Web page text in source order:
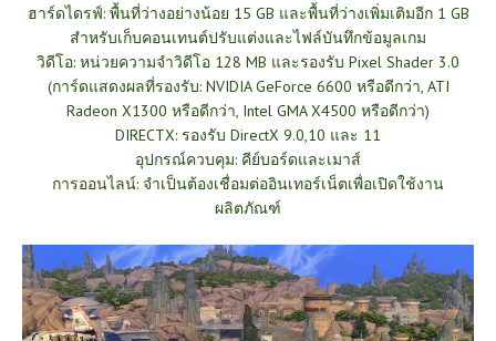
ฮาร์ดไดรฟ์: พื้นที่ว่างอย่างน้อย 15 GB และพื้นที่ว่างเพิ่มเติมอีก 1 GB
สำหรับเก็บคอนเทนต์ปรับแต่งและไฟล์บันทึกข้อมูลเกม
วิดีโอ: หน่วยความจำวิดีโอ 128 MB และรองรับ Pixel Shader 3.0
(การ์ดแสดงผลที่รองรับ: NVIDIA GeForce 6600 หรือดีกว่า, ATI
Radeon X1300 หรือดีกว่า, Intel GMA X4500 หรือดีกว่า)
DIRECTX: รองรับ DirectX 9.0,10 และ 11
อุปกรณ์ควบคุม: คีย์บอร์ดและเมาส์
การออนไลน์: จำเป็นต้องเชื่อมต่ออินเทอร์เน็ตเพื่อเปิดใช้งาน
ผลิตภัณฑ์